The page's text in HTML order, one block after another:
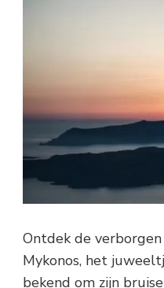
Ontdek de verborgen
Mykonos, het
bekend om zijn